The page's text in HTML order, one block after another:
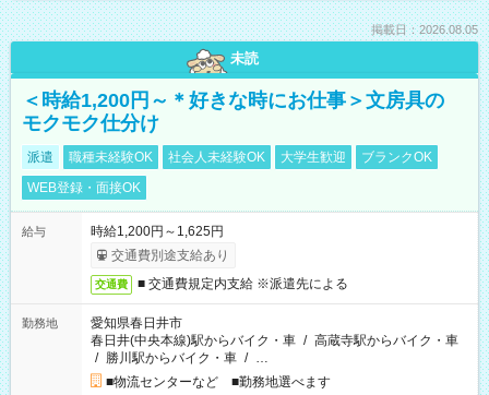
掲載日：2026.08.05
未読
＜時給1,200円～＊好きな時にお仕事＞文房具の
モクモク仕分け
派遣 職種未経験OK 社会人未経験OK 大学生歓迎
ブランクOK
WEB登録・面接OK
給与
時給1,200円～1,625円
交通費別途支給あり
交通費 ■ 交通費規定内支給 ※派遣先による
勤務地
愛知県春日井市
春日井(中央本線)駅からバイク・車 / 高蔵寺駅からバイク・車
/ 勝川駅からバイク・車 / …
■物流センターなど ■勤務地選べます